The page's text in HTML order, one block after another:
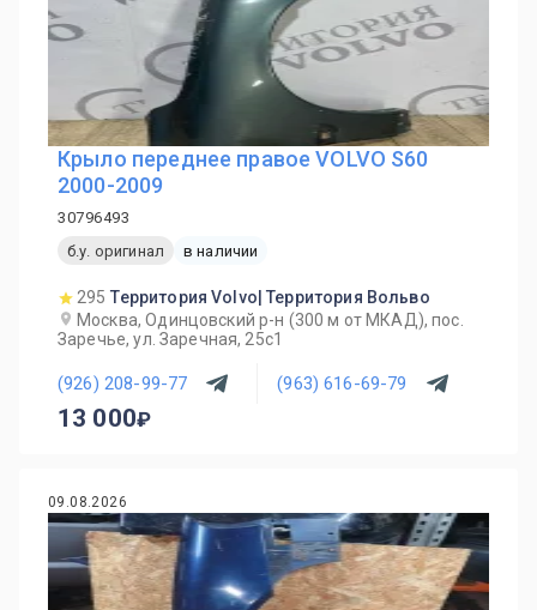
Крыло переднее правое VOLVO S60
2000-2009
30796493
б.у. оригинал
в наличии
295 Территория Volvo| Территория Вольво
Москва, Одинцовский р-н (300 м от МКАД), пос.
Заречье, ул. Заречная, 25с1
(926) 208-99-77 (963) 616-69-79
13 000
09.08.2026